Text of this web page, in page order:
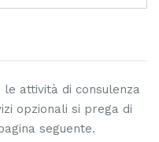
attività di consulenza
opzionali si prega di
seguente.